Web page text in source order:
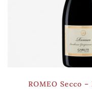
ROMEO Secco